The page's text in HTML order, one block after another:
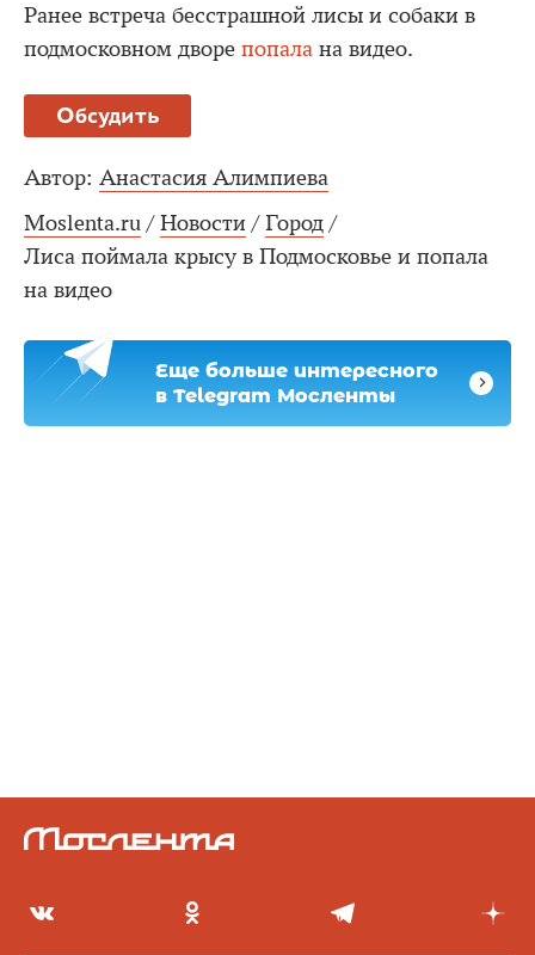
Ранее встреча бесстрашной лисы и собаки в
подмосковном дворе попала на видео.
Обсудить
Автор: Анастасия Алимпиева
Moslenta.ru / Новости / Город /
Лиса поймала крысу в Подмосковье и попала
на видео
Еще больше интересного
в Telegram Мосленты